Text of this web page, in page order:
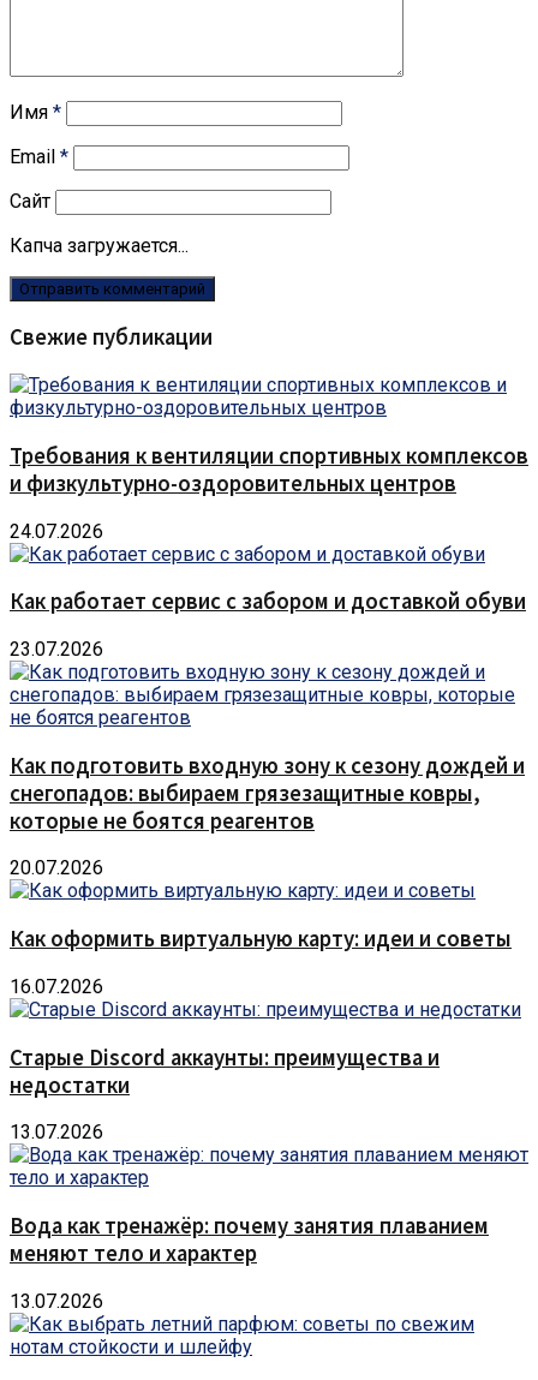
Имя *
Email *
Сайт
Капча загружается...
Свежие публикации
Требования к вентиляции спортивных комплексов
и физкультурно-оздоровительных центров
24.07.2026
Как работает сервис с забором и доставкой обуви
23.07.2026
Как подготовить входную зону к сезону дождей и
снегопадов: выбираем грязезащитные ковры,
которые не боятся реагентов
20.07.2026
Как оформить виртуальную карту: идеи и советы
16.07.2026
Старые Discord аккаунты: преимущества и
недостатки
13.07.2026
Вода как тренажёр: почему занятия плаванием
меняют тело и характер
13.07.2026